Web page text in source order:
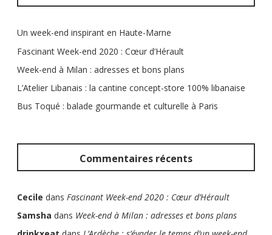
Un week-end inspirant en Haute-Marne
Fascinant Week-end 2020 : Cœur d’Hérault
Week-end à Milan : adresses et bons plans
L’Atelier Libanais : la cantine concept-store 100% libanaise
Bus Toqué : balade gourmande et culturelle à Paris
Commentaires récents
Cecile dans Fascinant Week-end 2020 : Cœur d’Hérault
Samsha dans Week-end à Milan : adresses et bons plans